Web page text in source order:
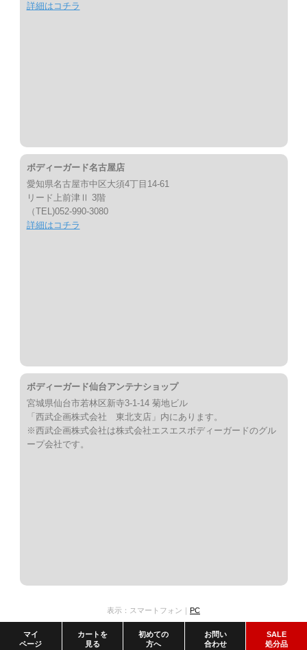
マイ
ページ
カートを
見る
初めての
方へ
お問い
合わせ
SALE
処分品
詳細はコチラ
ボディーガード名古屋店
愛知県名古屋市中区大須4丁目14-61
リード上前津Ⅱ 3階
（TEL)052-990-3080
詳細はコチラ
ボディーガード仙台アンテナショップ
宮城県仙台市若林区新寺3-1-14 菊地ビル
「西武企画株式会社 東北支店」内にあります。
※西武企画株式会社は株式会社エスエスボディーガードのグル
ープ会社です。
表示：スマートフォン｜ PC